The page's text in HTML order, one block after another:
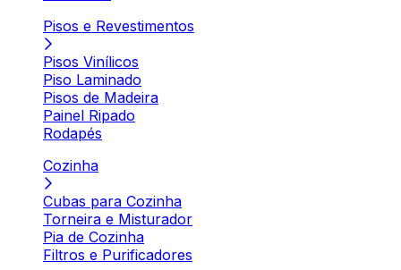
Pisos e Revestimentos
Pisos Vinílicos
Piso Laminado
Pisos de Madeira
Painel Ripado
Rodapés
Cozinha
Cubas para Cozinha
Torneira e Misturador
Pia de Cozinha
Filtros e Purificadores